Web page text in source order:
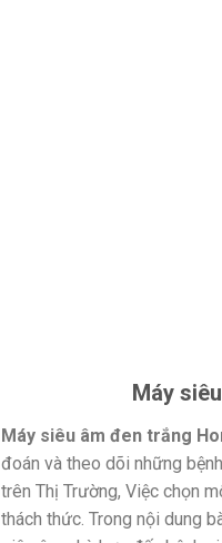
Máy
Máy siêu âm đen trắng
đoán và theo dõi những
trên Thị Trường, Việc chọn
thách thức. Trong nội dung